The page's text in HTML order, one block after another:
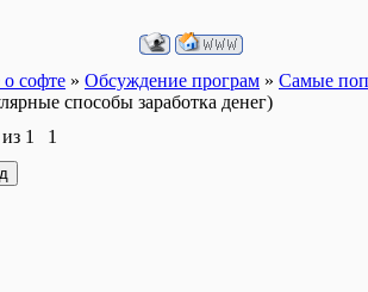
софте » Обсуждение програм » Самые
способы заработка денег)
из 1 1